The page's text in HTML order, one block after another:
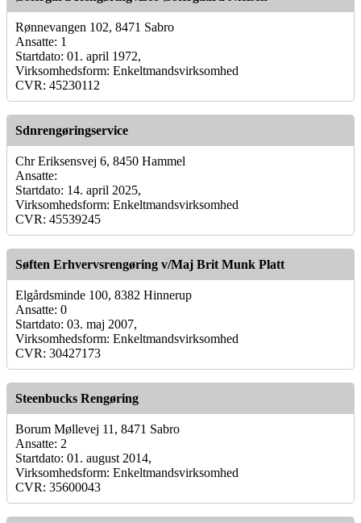
Rønnevangen 102, 8471 Sabro
Ansatte: 1
Startdato: 01. april 1972,
Virksomhedsform: Enkeltmandsvirksomhed
CVR: 45230112
Sdnrengøringservice
Chr Eriksensvej 6, 8450 Hammel
Ansatte:
Startdato: 14. april 2025,
Virksomhedsform: Enkeltmandsvirksomhed
CVR: 45539245
Søften Erhvervsrengøring v/Maj Brit Munk Platt
Elgårdsminde 100, 8382 Hinnerup
Ansatte: 0
Startdato: 03. maj 2007,
Virksomhedsform: Enkeltmandsvirksomhed
CVR: 30427173
Steenbucks Rengøring
Borum Møllevej 11, 8471 Sabro
Ansatte: 2
Startdato: 01. august 2014,
Virksomhedsform: Enkeltmandsvirksomhed
CVR: 35600043